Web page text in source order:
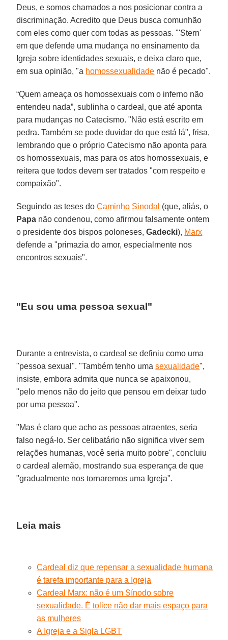
Deus, e somos chamados a nos posicionar contra a
discriminação. Acredito que Deus busca comunhão
com eles como quer com todas as pessoas. "'Stern'
em que defende uma mudança no ensinamento da
Igreja sobre identidades sexuais, e deixa claro que,
em sua opinião, "a homossexualidade não é pecado".
“Quem ameaça os homossexuais com o inferno não
entendeu nada”, sublinha o cardeal, que até aponta
para mudanças no Catecismo. "Não está escrito em
pedra. Também se pode duvidar do que está lá", frisa,
lembrando que o próprio Catecismo não aponta para
os homossexuais, mas para os atos homossexuais, e
reitera que todos devem ser tratados "com respeito e
compaixão".
Seguindo as teses doCaminho Sinodal (que, aliás, o
Papa não condenou, como afirmou falsamente ontem
o presidente dos bispos poloneses,Gadecki), Marx
defende a "primazia do amor, especialmente nos
encontros sexuais".
"Eu sou uma pessoa sexual"
Durante a entrevista, o cardeal se definiu como uma
"pessoa sexual". "Também tenho umasexualidade",
insiste, embora admita que nunca se apaixonou,
"pelo menos não do jeito que pensou em deixar tudo
por uma pessoa".
"Mas é claro que acho as pessoas atraentes, seria
falso negá-lo. Ser celibatário não significa viver sem
relações humanas, você seria muito pobre", concluiu
o cardeal alemão, mostrando sua esperança de que
"gradualmente nos tornaremos uma Igreja".
Leia mais
Cardeal diz que repensar a sexualidade humana
é tarefa importante para a Igreja
Cardeal Marx: não é um Sínodo sobre
sexualidade. É tolice não dar mais espaço para
as mulheres
A Igreja e a Sigla LGBT